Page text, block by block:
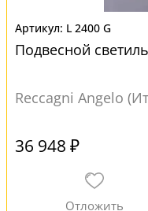
L 2400 G
Подвесной
Reccagni Angelo
36 948 ₽